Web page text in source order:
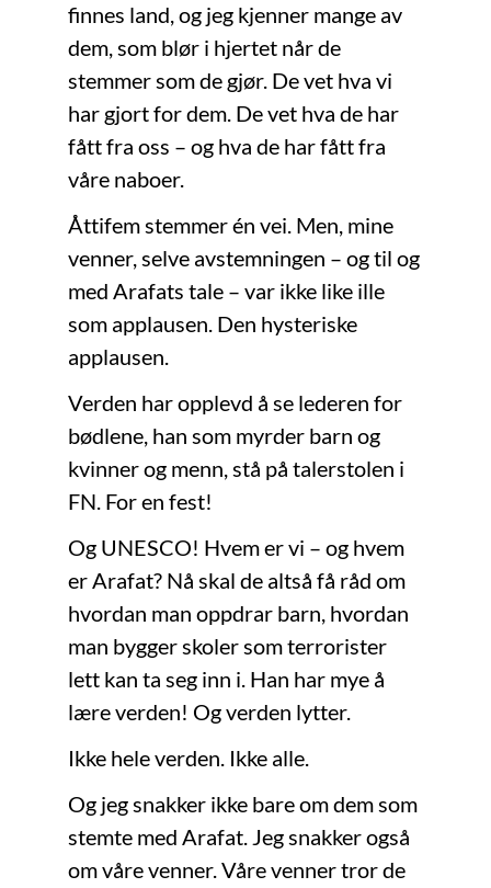
finnes land, og jeg kjenner mange av
dem, som blør i hjertet når de
stemmer som de gjør. De vet hva vi
har gjort for dem. De vet hva de har
fått fra oss – og hva de har fått fra
våre naboer.
Åttifem stemmer én vei. Men, mine
venner, selve avstemningen – og til og
med Arafats tale – var ikke like ille
som applausen. Den hysteriske
applausen.
Verden har opplevd å se lederen for
bødlene, han som myrder barn og
kvinner og menn, stå på talerstolen i
FN. For en fest!
Og UNESCO! Hvem er vi – og hvem
er Arafat? Nå skal de altså få råd om
hvordan man oppdrar barn, hvordan
man bygger skoler som terrorister
lett kan ta seg inn i. Han har mye å
lære verden! Og verden lytter.
Ikke hele verden. Ikke alle.
Og jeg snakker ikke bare om dem som
stemte med Arafat. Jeg snakker også
om våre venner. Våre venner tror de